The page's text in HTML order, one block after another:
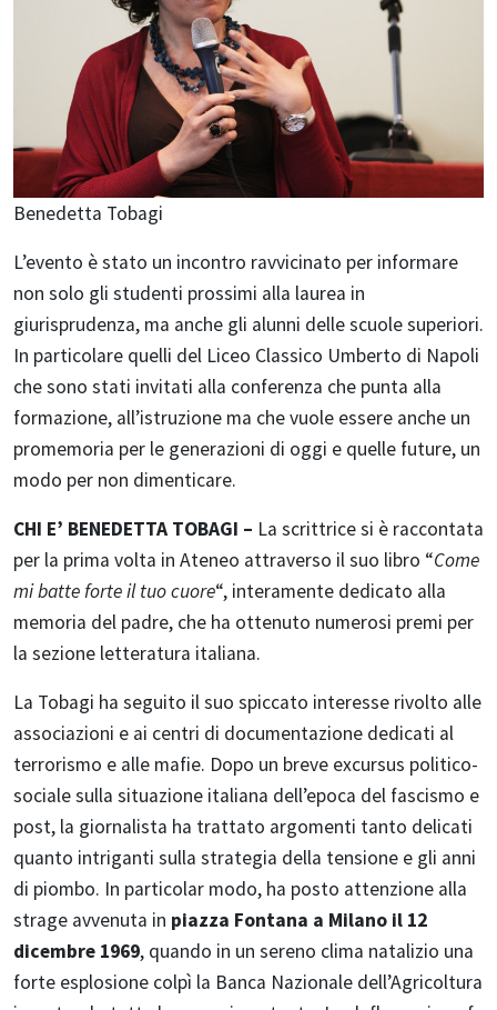
Benedetta Tobagi
L’evento è stato un incontro ravvicinato per informare
non solo gli studenti prossimi alla laurea in
giurisprudenza, ma anche gli alunni delle scuole superiori.
In particolare quelli del Liceo Classico Umberto di Napoli
che sono stati invitati alla conferenza che punta alla
formazione, all’istruzione ma che vuole essere anche un
promemoria per le generazioni di oggi e quelle future, un
modo per non dimenticare.
CHI E’ BENEDETTA TOBAGI – La scrittrice si è raccontata
per la prima volta in Ateneo attraverso il suo libro “Come
mi batte forte il tuo cuore“, interamente dedicato alla
memoria del padre, che ha ottenuto numerosi premi per
la sezione letteratura italiana.
La Tobagi ha seguito il suo spiccato interesse rivolto alle
associazioni e ai centri di documentazione dedicati al
terrorismo e alle mafie. Dopo un breve excursus politico-
sociale sulla situazione italiana dell’epoca del fascismo e
post, la giornalista ha trattato argomenti tanto delicati
quanto intriganti sulla strategia della tensione e gli anni
di piombo. In particolar modo, ha posto attenzione alla
strage avvenuta in piazza Fontana a Milano il 12
dicembre 1969, quando in un sereno clima natalizio una
forte esplosione colpì la Banca Nazionale dell’Agricoltura